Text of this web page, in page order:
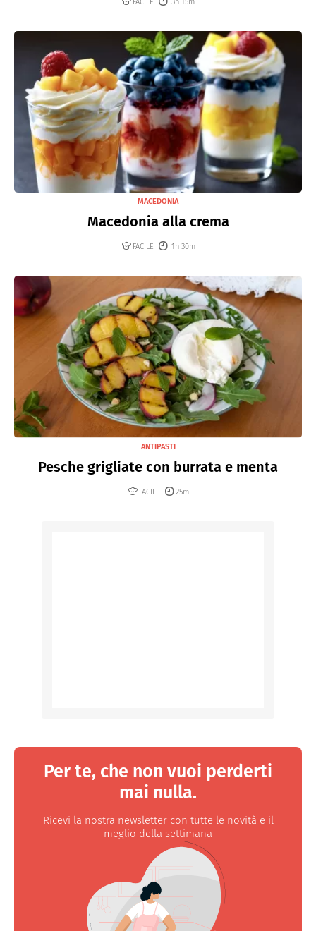
MACEDONIA
Macedonia alla crema
FACILE 1h 30m
ANTIPASTI
Pesche grigliate con burrata e menta
FACILE 25m
Per te, che non vuoi perderti
mai nulla.
Ricevi la nostra newsletter con tutte le novità e il
meglio della settimana